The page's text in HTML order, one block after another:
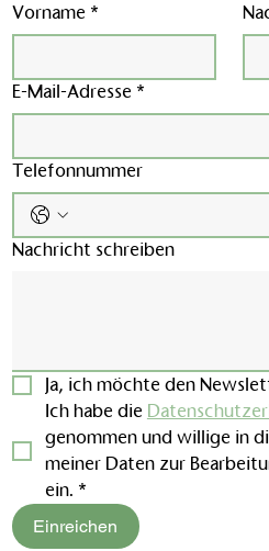
Vorname *
E-Mail-Adresse *
Telefonnummer
Nachricht schreiben
Ja, ich möchte den
Ich habe die
genommen und willige in
meiner Daten zur
ein. *
Einreichen